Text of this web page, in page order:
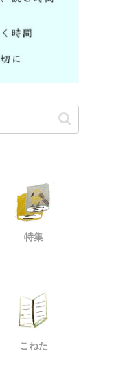
特集
こねた